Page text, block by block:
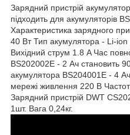
Зарядний пристрій
підходить для акумуляторів
Характеристика зарядного
40 Вт Тип акумулятора - Li-
Вихідний струм 1.8 A Час
BS202002E - 2 Ач становить
акумулятора BS204001E - 4
мережі живлення 220 В
Зарядний пристрій DWT
1шт. Вага 0,24кг.